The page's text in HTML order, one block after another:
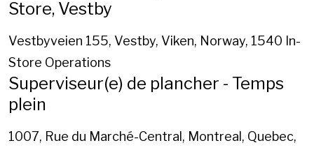
Store, Vestby
Vestbyveien 155, Vestby, Viken, Norway, 1540 In-
Store Operations
Superviseur(e) de plancher - Temps
plein
1007, Rue du Marché-Central, Montreal, Quebec,